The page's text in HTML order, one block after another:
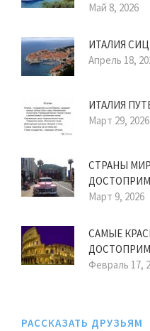
Май 8, 2026
ИТАЛИЯ
Апрель 18,
ИТАЛИЯ
Март 29, 2026
СТРАНЫ
Март 9, 2026
САМЫЕ
Февраль 17,
РАССКАЗАТЬ ДРУЗЬЯМ